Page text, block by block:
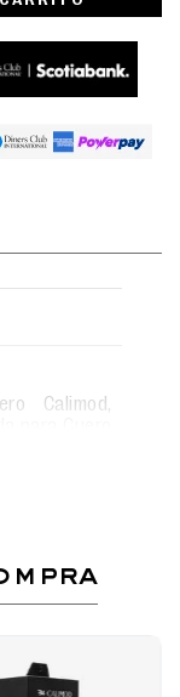
Calimod,
Badana,
suaves,
del
útil de tu